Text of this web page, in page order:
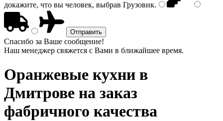
докажите, что вы человек, выбрав Грузовик.
Спасибо за Ваше сообщение!
Наш менеджер свяжется с Вами в ближайшее время.
Оранжевые кухни в
Дмитрове на заказ
фабричного качества